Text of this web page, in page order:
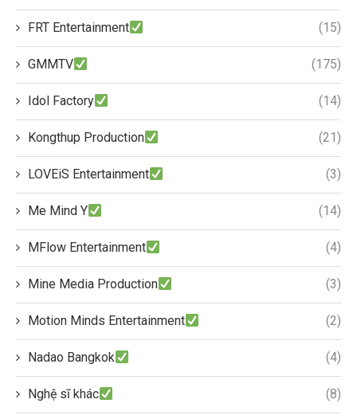
FRT Entertainment (15)
GMMTV (175)
Idol Factory (14)
Kongthup Production (21)
LOVEiS Entertainment (3)
Me Mind Y (14)
MFlow Entertainment (4)
Mine Media Production (3)
Motion Minds Entertainment (2)
Nadao Bangkok (4)
Nghệ sĩ khác (8)